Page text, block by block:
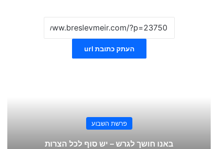
העתק כתובת url
פרשת השבוע
באנו חושך לגרש – יש סוף לכל הצרות